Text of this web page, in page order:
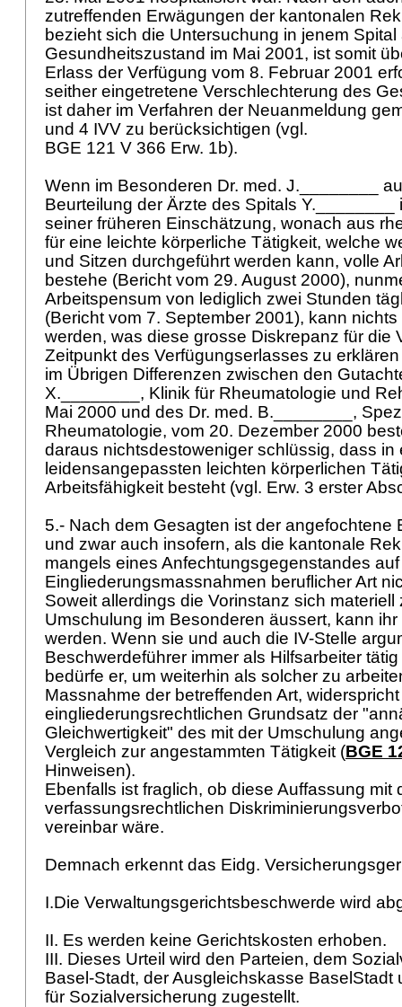
zutreffenden Erwägungen der kantonalen
bezieht sich die Untersuchung in jenem Spital
Gesundheitszustand im Mai 2001, ist somit
Erlass der Verfügung vom 8. Februar 2001
seither eingetretene Verschlechterung des
ist daher im Verfahren der Neuanmeldung
und 4 IVV zu berücksichtigen (vgl.
BGE 121 V 366 Erw. 1b).
Wenn im Besonderen Dr. med. J.________
Beurteilung der Ärzte des Spitals
seiner früheren Einschätzung, wonach aus
für eine leichte körperliche Tätigkeit, welche
und Sitzen durchgeführt werden kann, volle
bestehe (Bericht vom 29. August 2000),
Arbeitspensum von lediglich zwei Stunden
(Bericht vom 7. September 2001), kann
werden, was diese grosse Diskrepanz für die
Zeitpunkt des Verfügungserlasses zu
im Übrigen Differenzen zwischen den
X.________, Klinik für Rheumatologie und
Mai 2000 und des Dr. med. B.________,
Rheumatologie, vom 20. Dezember 2000
daraus nichtsdestoweniger schlüssig, dass in
leidensangepassten leichten körperlichen
Arbeitsfähigkeit besteht (vgl. Erw. 3 erster
5.- Nach dem Gesagten ist der angefochtene
und zwar auch insofern, als die kantonale
mangels eines Anfechtungsgegenstandes
Eingliederungsmassnahmen beruflicher Art
Soweit allerdings die Vorinstanz sich materiell
Umschulung im Besonderen äussert, kann
werden. Wenn sie und auch die IV-Stelle
Beschwerdeführer immer als Hilfsarbeiter
bedürfe er, um weiterhin als solcher zu
Massnahme der betreffenden Art,
eingliederungsrechtlichen Grundsatz der
Gleichwertigkeit" des mit der Umschulung
Vergleich zur angestammten Tätigkeit (BGE
Hinweisen).
Ebenfalls ist fraglich, ob diese Auffassung mit
verfassungsrechtlichen
vereinbar wäre.
Demnach erkennt das Eidg.
I.Die Verwaltungsgerichtsbeschwerde wird
II. Es werden keine Gerichtskosten erhoben.
III. Dieses Urteil wird den Parteien, dem
Basel-Stadt, der Ausgleichskasse BaselStadt
für Sozialversicherung zugestellt.